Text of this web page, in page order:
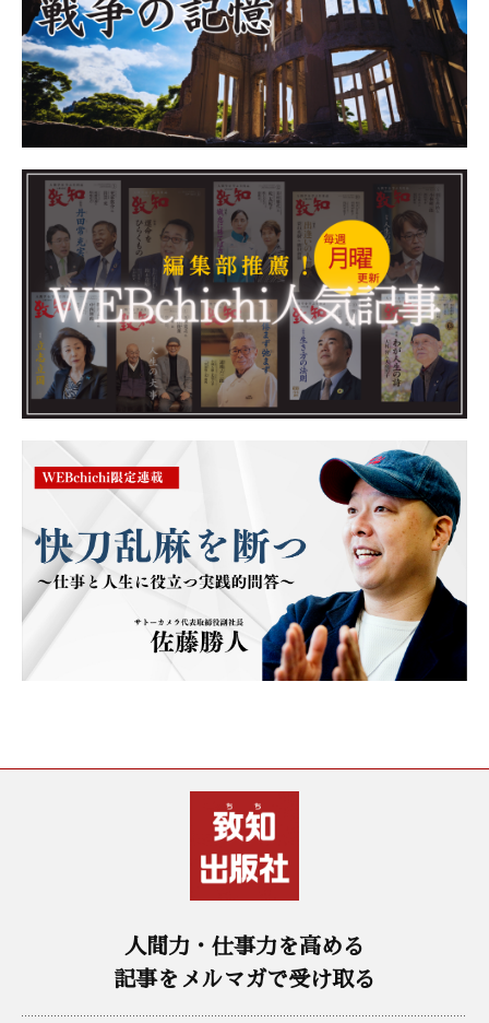
人間力・仕事力を高める
記事をメルマガで受け取る